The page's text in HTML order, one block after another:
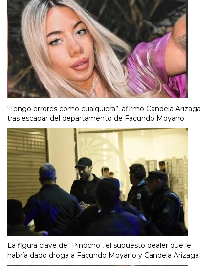
“Tengo errores como cualquiera”, afirmó Candela Arizaga
tras escapar del departamento de Facundo Moyano
La figura clave de "Pinocho", el supuesto dealer que le
habría dado droga a Facundo Moyano y Candela Arizaga